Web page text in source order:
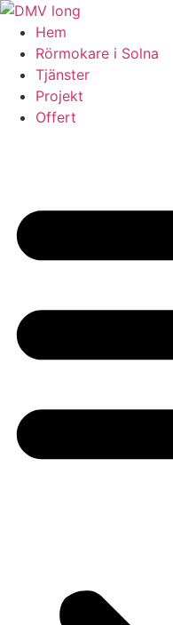
Skip
content
Hem
Rörmokare i Solna
Tjänster
Projekt
Offert